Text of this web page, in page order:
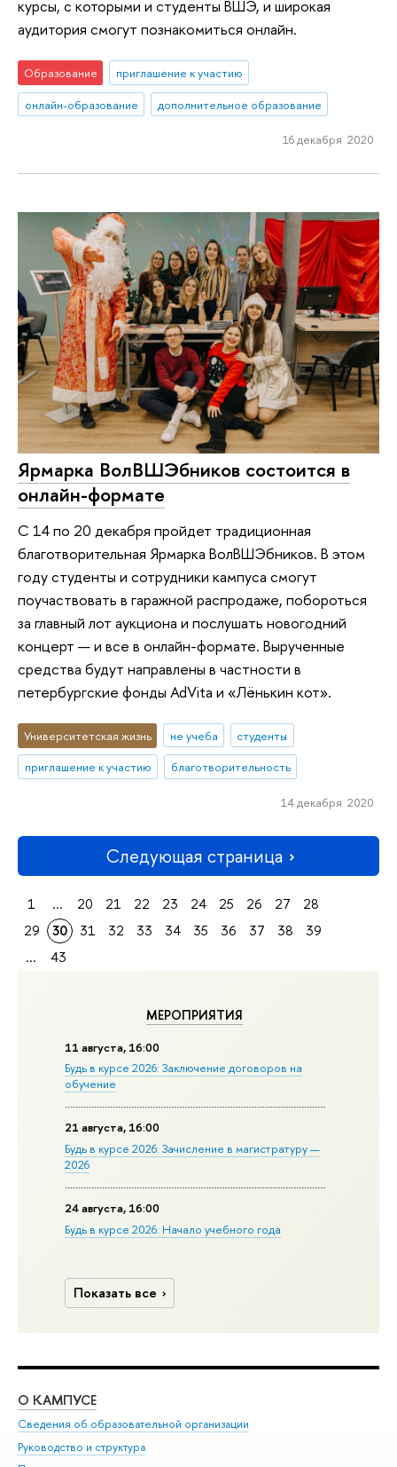
МЕРОПРИЯТИЯ
11 августа, 16:00
Будь в курсе 2026: Заключение договоров на
обучение
21 августа, 16:00
Будь в курсе 2026: Зачисление в магистратуру —
2026
24 августа, 16:00
Будь в курсе 2026: Начало учебного года
Показать все
курсы, с которыми и студенты ВШЭ, и широкая
аудитория смогут познакомиться онлайн.
Образование
приглашение к участию
онлайн-образование
дополнительное образование
16 декабря 2020
Ярмарка ВолВШЭбников состоится в
онлайн-формате
С 14 по 20 декабря пройдет традиционная
благотворительная Ярмарка ВолВШЭбников. В этом
году студенты и сотрудники кампуса смогут
поучаствовать в гаражной распродаже, побороться
за главный лот аукциона и послушать новогодний
концерт — и все в онлайн-формате. Вырученные
средства будут направлены в частности в
петербургские фонды AdVita и «Лёнькин кот».
Университетская жизнь не учеба
студенты
приглашение к участию
благотворительность
14 декабря 2020
Следующая страница
1 ... 20 21 22 23 24 25 26 27
28
29
30 31 32 33 34 35 36 37 38
39
...
43
О КАМПУСЕ
Сведения об образовательной организации
Руководство и структура